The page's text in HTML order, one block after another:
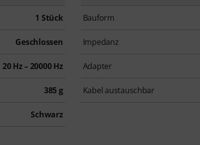
1 Stück Bauform
Geschlossen Impedanz
20 Hz – 20000 Hz Adapter
385 g Kabel austauschbar
Schwarz